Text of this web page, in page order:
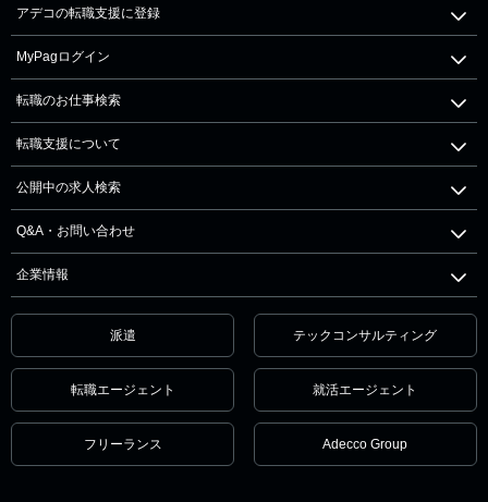
アデコの転職支援に登録
MyPagログイン
転職のお仕事検索
転職支援について
公開中の求人検索
Q&A・お問い合わせ
企業情報
派遣 テックコンサルティング
転職エージェント 就活エージェント
フリーランス Adecco Group